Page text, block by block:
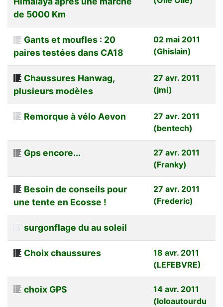
de 5000 Km
Gants et moufles : 20
paires testées dans CA18
02 mai 2011
(Ghislain)
Chaussures Hanwag,
plusieurs modèles
27 avr. 2011
(jmi)
Remorque à vélo Aevon
27 avr. 2011
(bentech)
Gps encore...
27 avr. 2011
(Franky)
Besoin de conseils pour
une tente en Ecosse !
27 avr. 2011
(Frederic)
surgonflage du au soleil
Choix chaussures
18 avr. 2011
(LEFEBVRE)
choix GPS
14 avr. 2011
(loloautourdu